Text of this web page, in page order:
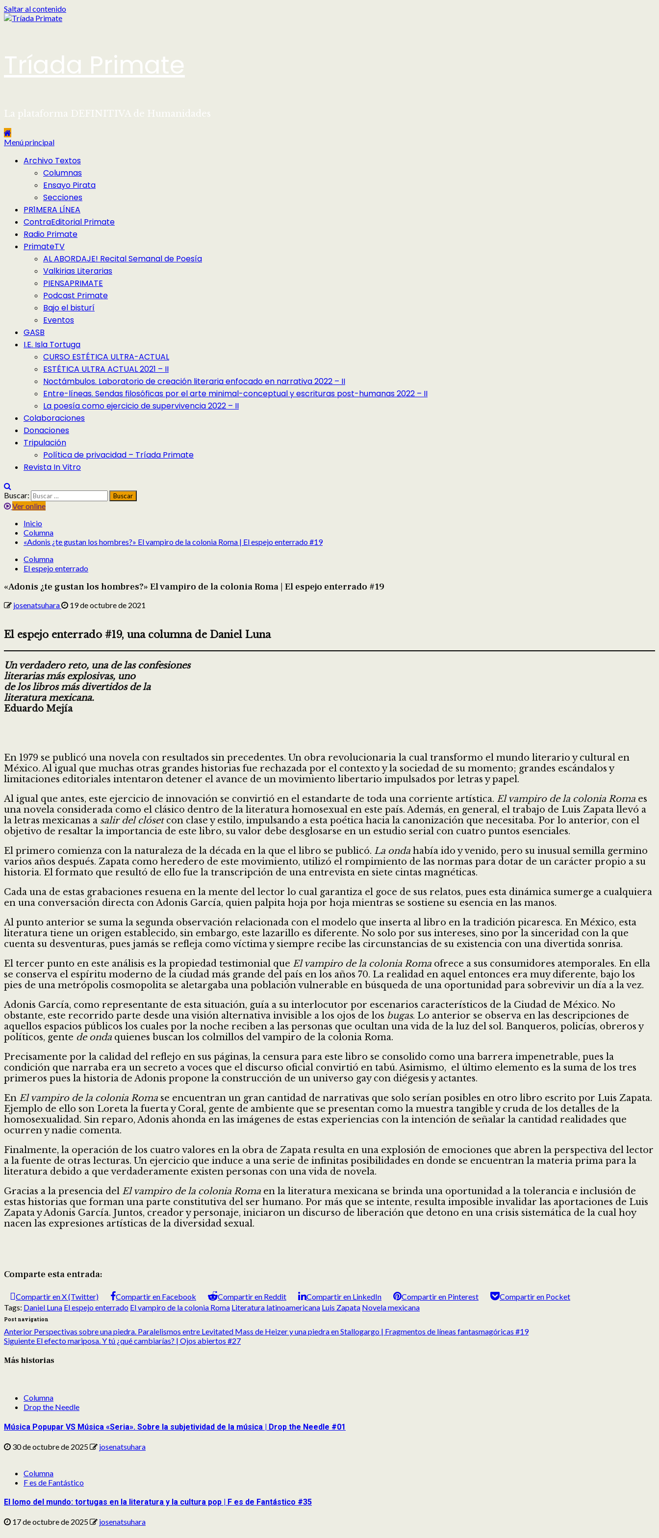
Saltar al contenido
Tríada Primate
La plataforma DEFINITIVA de Humanidades
Menú principal
Archivo Textos
Columnas
Ensayo Pirata
Secciones
PR1MERA LÍNEA
ContraEditorial Primate
Radio Primate
PrimateTV
AL ABORDAJE! Recital Semanal de Poesía
Valkirias Literarias
PIENSAPRIMATE
Podcast Primate
Bajo el bisturí
Eventos
GASB
I.E. Isla Tortuga
CURSO ESTÉTICA ULTRA-ACTUAL
ESTÉTICA ULTRA ACTUAL 2021 – II
Noctámbulos. Laboratorio de creación literaria enfocado en narrativa 2022 – II
Entre-líneas. Sendas filosóficas por el arte minimal-conceptual y escrituras post-humanas 2022 – II
La poesía como ejercicio de supervivencia 2022 – II
Colaboraciones
Donaciones
Tripulación
Política de privacidad – Tríada Primate
Revista In Vitro
Buscar:
Ver online
Inicio
Columna
«Adonis ¿te gustan los hombres?» El vampiro de la colonia Roma | El espejo enterrado #19
Columna
El espejo enterrado
«Adonis ¿te gustan los hombres?» El vampiro de la colonia Roma | El espejo enterrado #19
josenatsuhara 19 de octubre de 2021
El espejo enterrado #19, una columna de Daniel Luna
Un verdadero reto, una de las confesiones
literarias más explosivas, uno
de los libros más divertidos de la
literatura mexicana.
Eduardo Mejía
En 1979 se publicó una novela con resultados sin precedentes. Un obra revolucionaria la cual transformo el mundo literario y cultural en
México. Al igual que muchas otras grandes historias fue rechazada por el contexto y la sociedad de su momento; grandes escándalos y
limitaciones editoriales intentaron detener el avance de un movimiento libertario impulsados por letras y papel.
Al igual que antes, este ejercicio de innovación se convirtió en el estandarte de toda una corriente artística. El vampiro de la colonia Roma es
una novela considerada como el clásico dentro de la literatura homosexual en este país. Además, en general, el trabajo de Luis Zapata llevó a
la letras mexicanas a salir del clósetcon clase y estilo, impulsando a esta poética hacia la canonización que necesitaba. Por lo anterior, con el
objetivo de resaltar la importancia de este libro, su valor debe desglosarse en un estudio serial con cuatro puntos esenciales.
El primero comienza con la naturaleza de la década en la que el libro se publicó. La onda había ido y venido, pero su inusual semilla germino
varios años después. Zapata como heredero de este movimiento, utilizó el rompimiento de las normas para dotar de un carácter propio a su
historia. El formato que resultó de ello fue la transcripción de una entrevista en siete cintas magnéticas.
Cada una de estas grabaciones resuena en la mente del lector lo cual garantiza el goce de sus relatos, pues esta dinámica sumerge a cualquiera
en una conversación directa con Adonis García, quien palpita hoja por hoja mientras se sostiene su esencia en las manos.
Al punto anterior se suma la segunda observación relacionada con el modelo que inserta al libro en la tradición picaresca. En México, esta
literatura tiene un origen establecido, sin embargo, este lazarillo es diferente. No solo por sus intereses, sino por la sinceridad con la que
cuenta su desventuras, pues jamás se refleja como víctima y siempre recibe las circunstancias de su existencia con una divertida sonrisa.
El tercer punto en este análisis es la propiedad testimonial que El vampiro de la colonia Roma ofrece a sus consumidores atemporales. En ella
se conserva el espíritu moderno de la ciudad más grande del país en los años 70. La realidad en aquel entonces era muy diferente, bajo los
pies de una metrópolis cosmopolita se aletargaba una población vulnerable en búsqueda de una oportunidad para sobrevivir un día a la vez.
Adonis García, como representante de esta situación, guía a su interlocutor por escenarios característicos de la Ciudad de México. No
obstante, este recorrido parte desde una visión alternativa invisible a los ojos de los bugas. Lo anterior se observa en las descripciones de
aquellos espacios públicos los cuales por la noche reciben a las personas que ocultan una vida de la luz del sol. Banqueros, policías, obreros y
políticos, gente de onda quienes buscan los colmillos del vampiro de la colonia Roma.
Precisamente por la calidad del reflejo en sus páginas, la censura para este libro se consolido como una barrera impenetrable, pues la
condición que narraba era un secreto a voces que el discurso oficial convirtió en tabú. Asimismo, el último elemento es la suma de los tres
primeros pues la historia de Adonis propone la construcción de un universo gay con diégesis y actantes.
En El vampiro de la colonia Roma se encuentran un gran cantidad de narrativas que solo serían posibles en otro libro escrito por Luis Zapata.
Ejemplo de ello son Loreta la fuerta y Coral, gente de ambiente que se presentan como la muestra tangible y cruda de los detalles de la
homosexualidad. Sin reparo, Adonis ahonda en las imágenes de estas experiencias con la intención de señalar la cantidad realidades que
ocurren y nadie comenta.
Finalmente, la operación de los cuatro valores en la obra de Zapata resulta en una explosión de emociones que abren la perspectiva del lector
a la fuente de otras lecturas. Un ejercicio que induce a una serie de infinitas posibilidades en donde se encuentran la materia prima para la
literatura debido a que verdaderamente existen personas con una vida de novela.
Gracias a la presencia del El vampiro de la colonia Roma en la literatura mexicana se brinda una oportunidad a la tolerancia e inclusión de
estas historias que forman una parte constitutiva del ser humano. Por más que se intente, resulta imposible invalidar las aportaciones de Luis
Zapata y Adonis García. Juntos, creador y personaje, iniciaron un discurso de liberación que detono en una crisis sistemática de la cual hoy
nacen las expresiones artísticas de la diversidad sexual.
Comparte esta entrada:
Compartir en X (Twitter) Compartir en Facebook Compartir en Reddit Compartir en LinkedIn Compartir en Pinterest
Compartir en Pocket
Tags: Daniel Luna El espejo enterrado El vampiro de la colonia Roma Literatura latinoamericana Luis Zapata Novela mexicana
Post navigation
Anterior Perspectivas sobre una piedra. Paralelismos entre Levitated Mass de Heizer y una piedra en Stallogargo | Fragmentos de líneas fantasmagóricas #19
Siguiente El efecto mariposa. Y tú ¿qué cambiarías? | Ojos abiertos #27
Más historias
Columna
Drop the Needle
Música Popupar VS Música «Seria». Sobre la subjetividad de la música | Drop the Needle #01
30 de octubre de 2025 josenatsuhara
Columna
F es de Fantástico
El lomo del mundo: tortugas en la literatura y la cultura pop | F es de Fantástico #35
17 de octubre de 2025 josenatsuhara